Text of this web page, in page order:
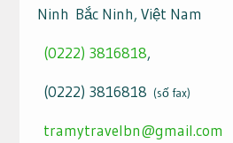
Ninh Bắc Ninh, Việt Nam
(0222) 3816818,
(0222) 3816818 (số fax)
tramytravelbn@gmail.com